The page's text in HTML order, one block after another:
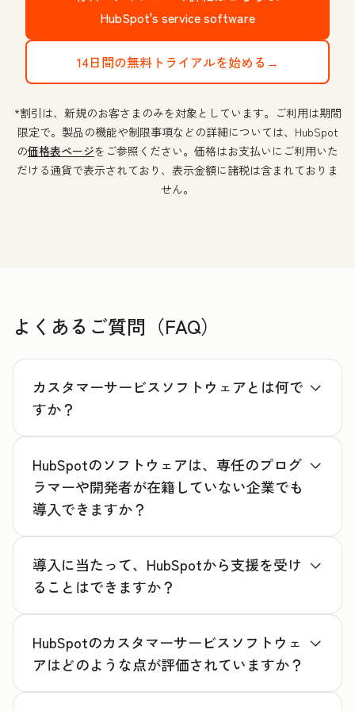
HubSpot's service software
14日間の無料トライアルを始める→
*割引は、新規のお客さまのみを対象としています。ご利用は期間
限定で。製品の機能や制限事項などの詳細については、HubSpot
の価格表ページをご参照ください。価格はお支払いにご利用いた
だける通貨で表示されており、表示金額に諸税は含まれておりま
せん。
よくあるご質問（FAQ）
カスタマーサービスソフトウェアとは何で
すか？
HubSpotのソフトウェアは、専任のプログ
ラマーや開発者が在籍していない企業でも
導入できますか？
導入に当たって、HubSpotから支援を受け
ることはできますか？
HubSpotのカスタマーサービスソフトウェ
アはどのような点が評価されていますか？